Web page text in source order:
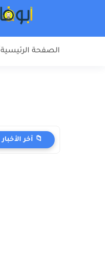
الصفحة الرئيسية
📁 آخر الأخبار